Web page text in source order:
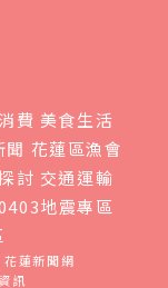
費 美食生活
聞 花蓮區漁會
討 交通運輸
地震專區
花蓮新聞網
訊